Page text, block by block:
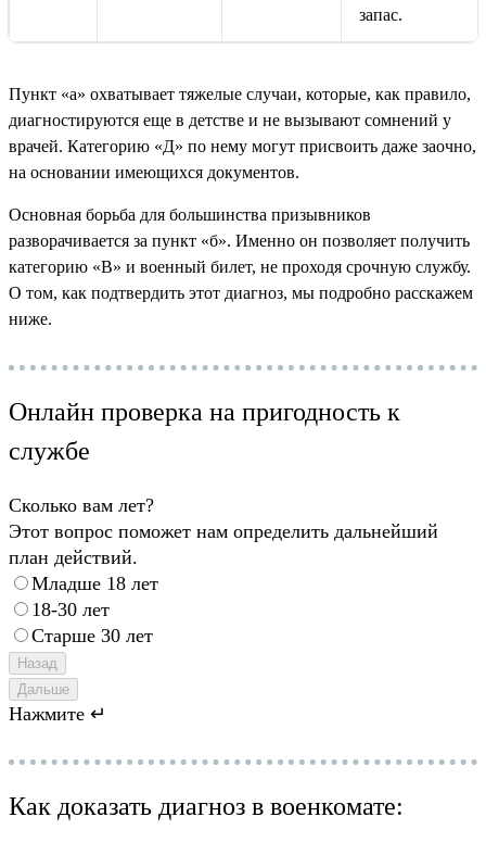
запас.
Пункт «а» охватывает тяжелые случаи, которые, как правило,
диагностируются еще в детстве и не вызывают сомнений у
врачей. Категорию «Д» по нему могут присвоить даже заочно,
на основании имеющихся документов.
Основная борьба для большинства призывников
разворачивается за пункт «б». Именно он позволяет получить
категорию «В» и военный билет, не проходя срочную службу.
О том, как подтвердить этот диагноз, мы подробно расскажем
ниже.
Онлайн проверка на пригодность к
службе
Сколько вам лет?
Этот вопрос поможет нам определить дальнейший
план действий.
Младше 18 лет
18-30 лет
Старше 30 лет
Назад
Дальше
Нажмите ↵
Как доказать диагноз в военкомате: